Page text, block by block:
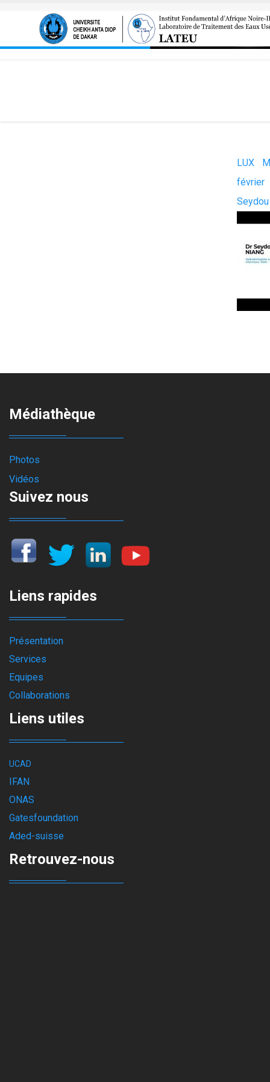
LUX
Médiathèque
Photos
Vidéos
Suivez nous
Liens rapides
Présentation
Services
Equipes
Collaborations
Liens utiles
UCAD
IFAN
ONAS
Gatesfoundation
Aded-suisse
Retrouvez-nous